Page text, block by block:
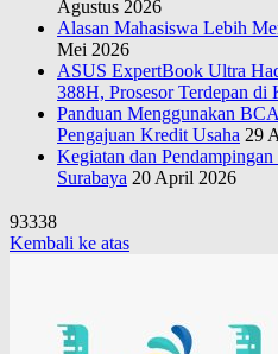
Agustus 2026
Alasan Mahasiswa Lebih
Mei 2026
ASUS ExpertBook Ultra
388H, Prosesor Terdepan di
Panduan Menggunakan
Pengajuan Kredit Usaha 29
Kegiatan dan
Surabaya 20 April 2026
93338
Kembali ke atas